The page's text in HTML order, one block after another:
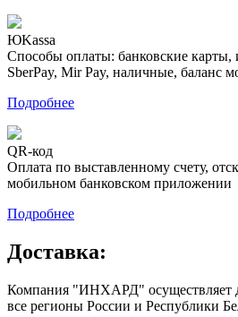
ЮKassa
Способы оплаты: банковские
SberPay, Mir Pay, наличные, баланс
Подробнее
QR-код
Оплата по выставленному счету,
мобильном банковском приложении
Подробнее
Доставка:
Компания "ИНХАРД" осуществляет
все регионы России и Республики